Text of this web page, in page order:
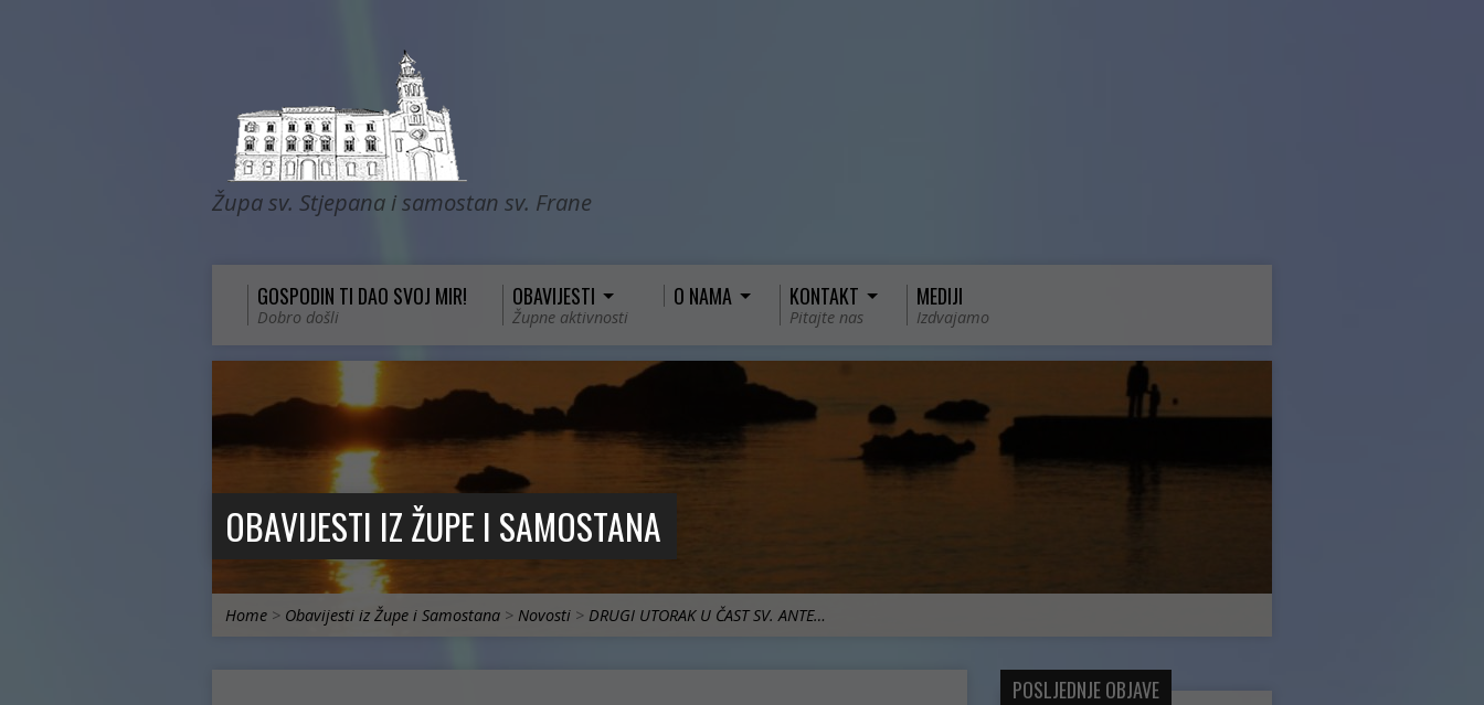
Župa sv. Stjepana i samostan sv. Frane
GOSPODIN TI DAO SVOJ MIR!
Dobro došli
OBAVIJESTI
Župne aktivnosti
O NAMA KONTAKT
Pitajte nas
MEDIJI
Izdvajamo
OBAVIJESTI IZ ŽUPE I SAMOSTANA
Home > Obavijesti iz Župe i Samostana > Novosti > DRUGI UTORAK U ČAST SV. ANTE…
POSLJEDNJE OBJAVE